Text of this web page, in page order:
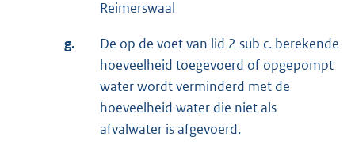
Reimerswaal
g.
De op de voet van lid 2 sub c. berekende
hoeveelheid toegevoerd of opgepompt
water wordt verminderd met de
hoeveelheid water die niet als
afvalwater is afgevoerd.